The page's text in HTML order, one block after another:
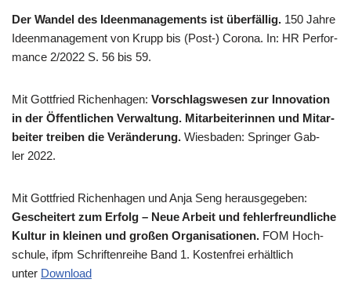
Der Wan­del des Ideen­ma­nage­ments ist über­fäl­lig. 150 Jah­re
Ideen­ma­nage­ment von Krupp bis (Post-) Coro­na. In: HR Per­for­
mance 2/​2022 S. 56 bis 59.
Mit Gott­fried Richen­ha­gen: Vor­schlags­we­sen zur Inno­va­ti­on
in der Öffent­li­chen Ver­wal­tung. Mit­ar­bei­te­rin­nen und Mit­ar­
bei­ter trei­ben die Ver­än­de­rung. Wies­ba­den: Sprin­ger Gab­
ler 2022.
Mit Gott­fried Richen­ha­gen und Anja Seng her­aus­ge­ge­ben:
Geschei­tert zum Erfolg – Neue Arbeit und feh­ler­freund­li­che
Kul­tur in klei­nen und gro­ßen Orga­ni­sa­tio­nen. FOM Hoch­
schu­le, ifpm Schrif­ten­rei­he Band 1. Kosten­frei erhält­lich
unter Down­load